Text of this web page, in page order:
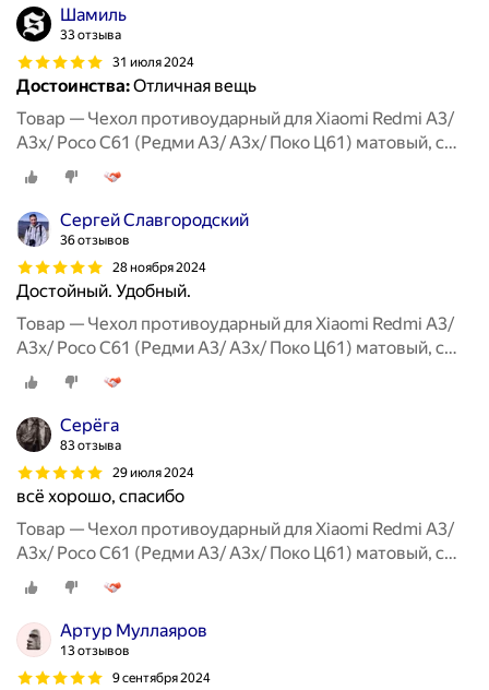
Шамиль
33 отзыва
31 июля 2024
Достоинства:Отличная вещь
Товар — Чехол противоударный для Xiaomi Redmi A3/
A3x/ Poco C61 (Редми А3/ А3х/ Поко Ц61) матовый, с
защитой камеры, черный
Сергей Славгородский
36 отзывов
28 ноября 2024
Достойный. Удобный.
Товар — Чехол противоударный для Xiaomi Redmi A3/
A3x/ Poco C61 (Редми А3/ А3х/ Поко Ц61) матовый, с
защитой камеры, черный
Серёга
83 отзыва
29 июля 2024
всё хорошо, спасибо
Товар — Чехол противоударный для Xiaomi Redmi A3/
A3x/ Poco C61 (Редми А3/ А3х/ Поко Ц61) матовый, с
защитой камеры, черный
Артур Муллаяров
13 отзывов
9 сентября 2024